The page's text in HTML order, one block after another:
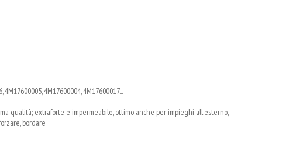
4M17600005, 4M17600004, 4M17600017...
qualità; extraforte e impermeabile, ottimo anche per impieghi all'esterno,
bordare